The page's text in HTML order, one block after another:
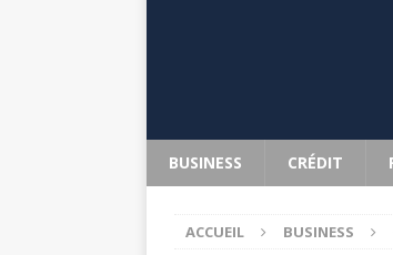
BUSINESS CRÉDIT
ACCUEIL BUSINESS